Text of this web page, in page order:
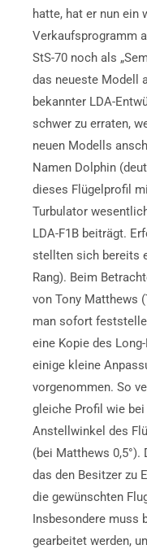
hatte, hat er nun ein
Verkaufsprogramm
StS-70 noch als
das neueste Modell
bekannter LDA-
schwer zu erraten,
neuen Modells
Namen Dolphin
dieses Flügelprofil
Turbulator
LDA-F1B beiträgt.
stellten sich bereits
Rang). Beim
von Tony Matthews
man sofort
eine Kopie des
einige kleine
vorgenommen. So
gleiche Profil wie
Anstellwinkel des
(bei Matthews
das den Besitzer zu
die gewünschten
Insbesondere muss
gearbeitet werden,